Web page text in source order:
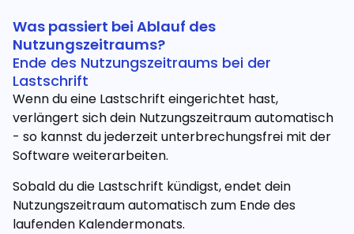
Was passiert bei Ablauf des
Nutzungszeitraums?
Ende des Nutzungszeitraums bei der
Lastschrift
Wenn du eine Lastschrift eingerichtet hast,
verlängert sich dein Nutzungszeitraum automatisch
- so kannst du jederzeit unterbrechungsfrei mit der
Software weiterarbeiten.
Sobald du die Lastschrift kündigst, endet dein
Nutzungszeitraum automatisch zum Ende des
laufenden Kalendermonats.